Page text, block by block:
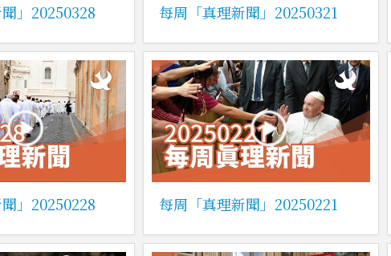
」20250328 每周「真理新聞」20250321
」20250228 每周「真理新聞」20250221